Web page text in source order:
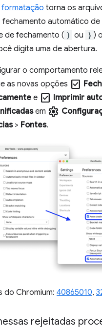
formatação torna os
fechamento automático
de fechamento ( ) ou } )
digita uma de abertura.
o comportamento
as novas opções check_box
e check_box Imprimir
em settings
> Fontes.
do Chromium: 40865010,
rejeitadas